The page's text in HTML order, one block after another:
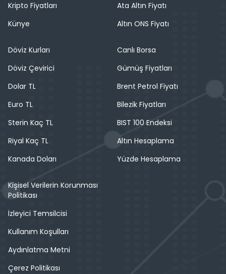
Kripto Fiyatları
Künye
Ata Altın Fiyatı
Altın ONS Fiyatı
Döviz Kurları
Döviz Çevirici
Dolar TL
Euro TL
Sterin Kaç TL
Riyal Kaç TL
Kanada Doları
Canlı Borsa
Gümüş Fiyatları
Brent Petrol Fiyatı
Bilezik Fiyatları
BIST 100 Endeksi
Altın Hesaplama
Yüzde Hesaplama
Kişisel Verilerin Korunması
Politikası
İzleyici Temsilcisi
Kullanım Koşulları
Aydınlatma Metni
Çerez Politikası